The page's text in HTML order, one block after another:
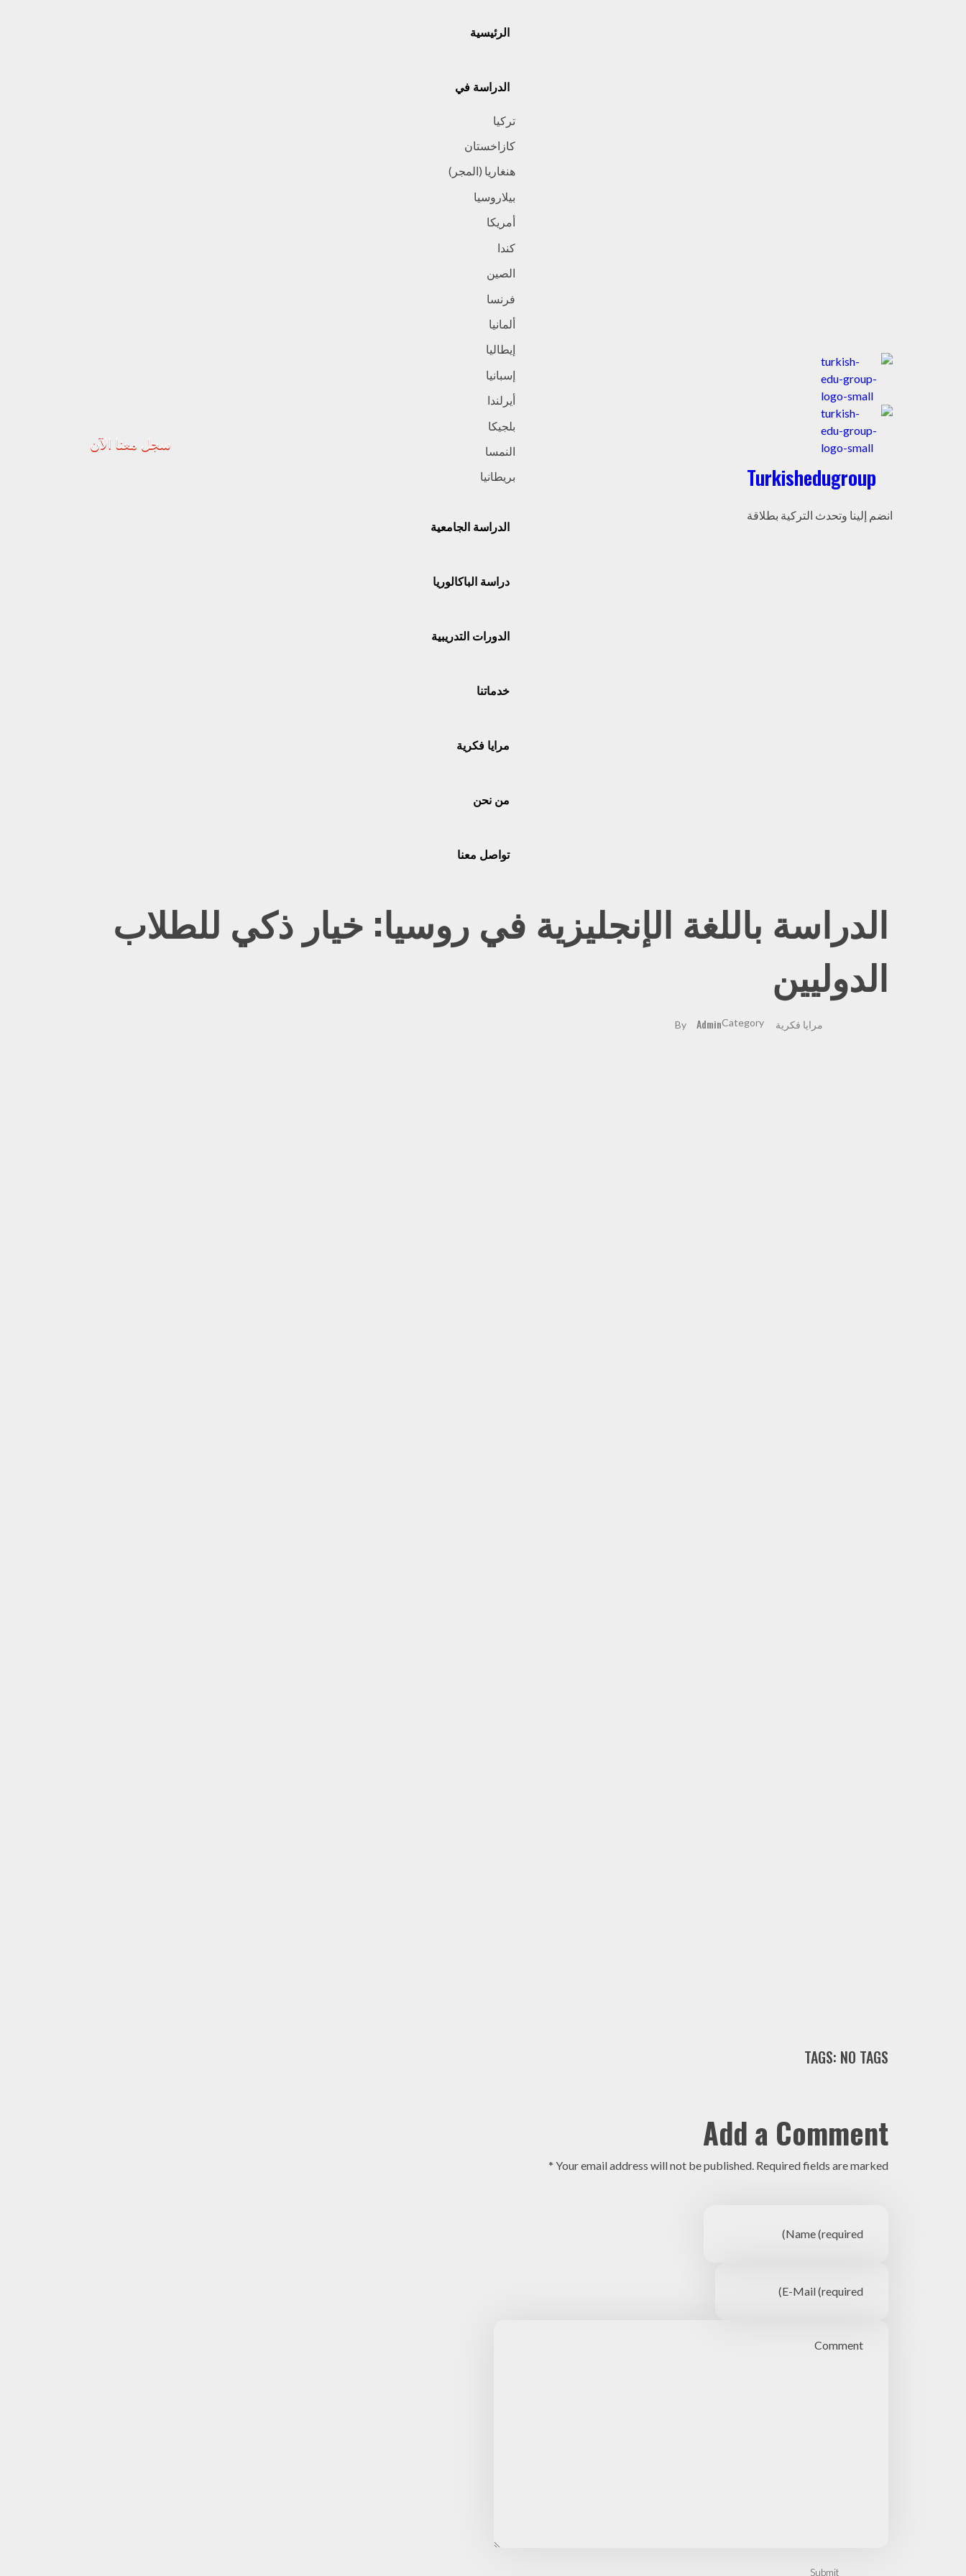
Turkishedugroup
انضم إلينا وتحدث التركية بطلاقة
الرئيسية
الدراسة في
تركيا
كازاخستان
هنغاريا (المجر)
بيلاروسيا
أمريكا
كندا
الصين
فرنسا
ألمانيا
إيطاليا
إسبانيا
أيرلندا
بلجيكا
النمسا
بريطانيا
الدراسة الجامعية
دراسة الباكالوريا
الدورات التدريبية
خدماتنا
مرايا فكرية
من نحن
تواصل معنا
سجل معنا الآن
الدراسة باللغة الإنجليزية في روسيا: خيار ذكي للطلاب
الدوليين
By Admin مرايا فكرية
TAGS: NO TAGS
Add a Comment
Your email address will not be published. Required fields are marked *